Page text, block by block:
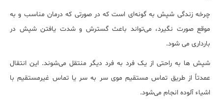
چرخه زندگی شپش به گونه‌ای است که در صورتی که درمان مناسب و به
موقع صورت نگیرد، می‌تواند باعث گسترش و شدت یافتن شپش در
بارداری می شود.
شپش ‌ها به راحتی از یک فرد به فرد دیگر منتقل می‌شوند. این انتقال
عمدتاً از طریق تماس مستقیم موی سر به سر یا تماس غیرمستقیم با
اشیاء آلوده انجام می‌شود.